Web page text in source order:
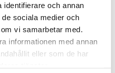
identifierare och annan
sociala medier och
vi samarbetar med.
informationen med annan
eller som de har